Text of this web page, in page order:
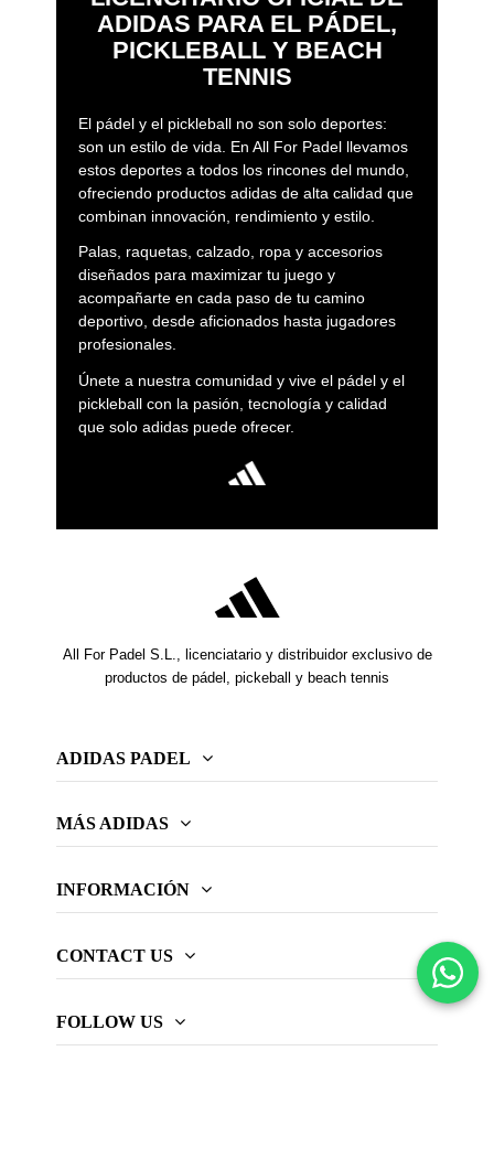
ADIDAS PARA EL PÁDEL,
PICKLEBALL Y BEACH
TENNIS
El pádel y el pickleball no son solo deportes:
son un estilo de vida. En All For Padel llevamos
estos deportes a todos los rincones del mundo,
ofreciendo productos adidas de alta calidad que
combinan innovación, rendimiento y estilo.
Palas, raquetas, calzado, ropa y accesorios
diseñados para maximizar tu juego y
acompañarte en cada paso de tu camino
deportivo, desde aficionados hasta jugadores
profesionales.
Únete a nuestra comunidad y vive el pádel y el
pickleball con la pasión, tecnología y calidad
que solo adidas puede ofrecer.
All For Padel S.L., licenciatario y distribuidor exclusivo de
productos de pádel, pickeball y beach tennis
ADIDAS PADEL
MÁS ADIDAS
INFORMACIÓN
CONTACT US
FOLLOW US